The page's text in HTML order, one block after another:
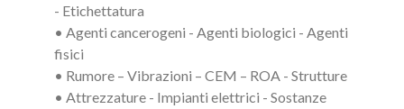
- Etichettatura
• Agenti cancerogeni - Agenti biologici - Agenti
fisici
• Rumore – Vibrazioni – CEM – ROA - Strutture
• Attrezzature - Impianti elettrici - Sostanze